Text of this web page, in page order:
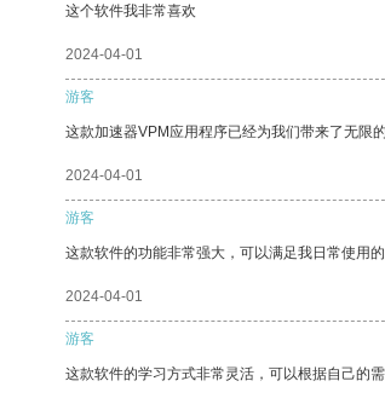
这个软件我非常喜欢
2024-04-01
游客
这款加速器VPM应用程序已经为我们带来了无限
2024-04-01
游客
这款软件的功能非常强大，可以满足我日常使用的
2024-04-01
游客
这款软件的学习方式非常灵活，可以根据自己的需